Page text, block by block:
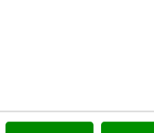
Alleen sluit een